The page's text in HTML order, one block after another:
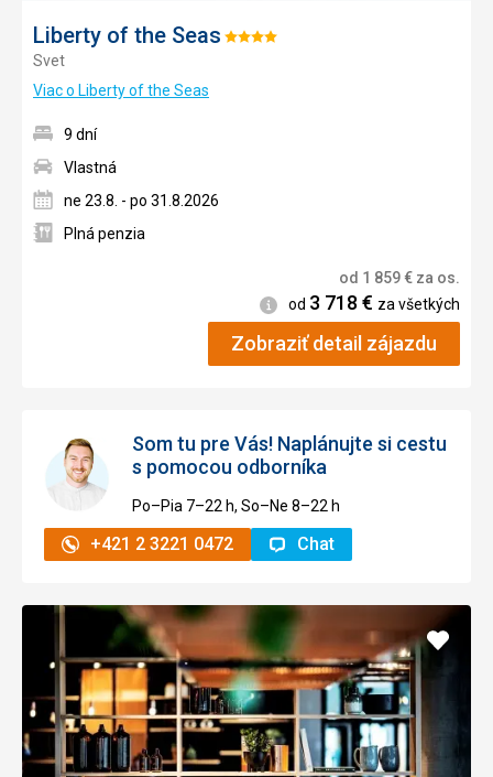
Liberty of the Seas Hodnotenie:
Svet
Viac o Liberty of the Seas
9 dní
Vlastná
ne 23.8. - po 31.8.2026
Plná penzia
od 1 859€ za os.
Informácie
od 3 718 € za všetkých
Zobraziť detail zájazdu
Som tu pre Vás! Naplánujte si cestu
s pomocou odborníka
Po–Pia 7–⁠⁠⁠⁠⁠⁠22 h, So–Ne 8–⁠⁠⁠⁠⁠⁠22 h
+421 2 3221 0472 Chat
Pridať